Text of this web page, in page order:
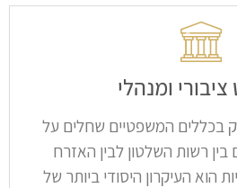
ומנהלי​
בכללים המשפטיים שחלים על
בין רשות השלטון לבין האזרח
הוא העיקרון היסודי ביותר של